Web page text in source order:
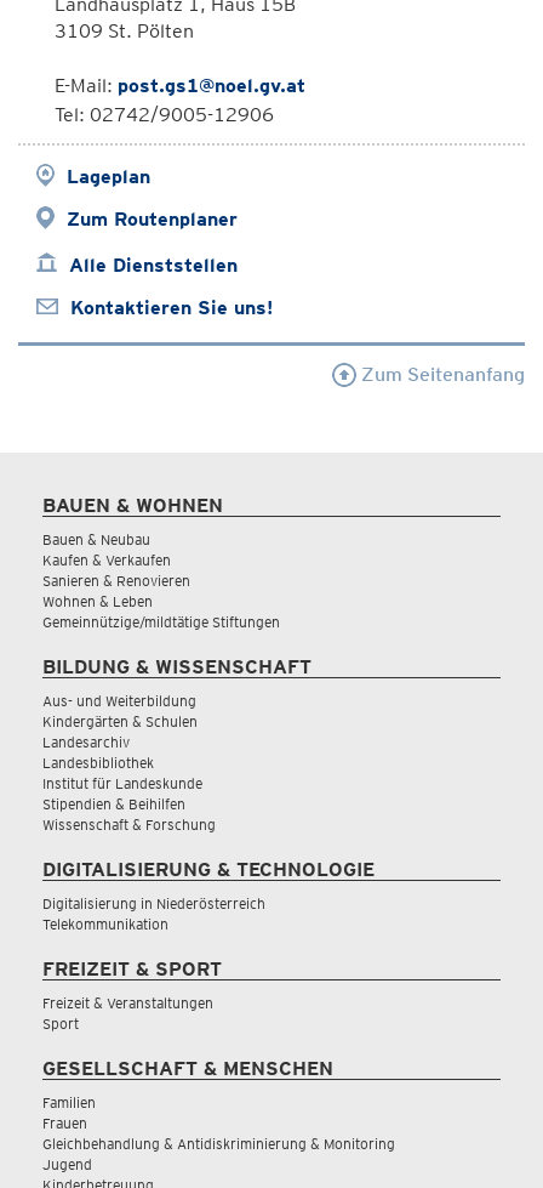
3109 St. Pölten
E-Mail: post.gs1@noel.gv.at
Tel: 02742/9005-12906
Lageplan
Zum Routenplaner
Alle Dienststellen
Kontaktieren Sie uns!
Zum Seitenanfang
BAUEN & WOHNEN
Bauen & Neubau
Kaufen & Verkaufen
Sanieren & Renovieren
Wohnen & Leben
Gemeinnützige/mildtätige Stiftungen
BILDUNG & WISSENSCHAFT
Aus- und Weiterbildung
Kindergärten & Schulen
Landesarchiv
Landesbibliothek
Institut für Landeskunde
Stipendien & Beihilfen
Wissenschaft & Forschung
DIGITALISIERUNG & TECHNOLOGIE
Digitalisierung in Niederösterreich
Telekommunikation
FREIZEIT & SPORT
Freizeit & Veranstaltungen
Sport
GESELLSCHAFT & MENSCHEN
Familien
Frauen
Gleichbehandlung & Antidiskriminierung & Monitoring
Jugend